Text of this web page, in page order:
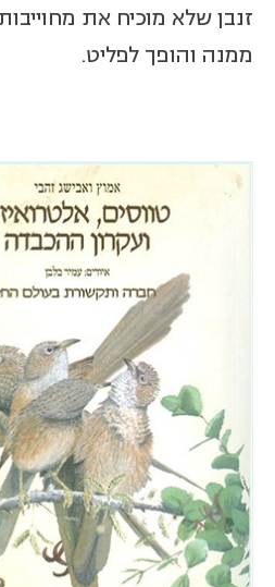
זנבן שלא מוכיח את
ממנה והופך לפליט.